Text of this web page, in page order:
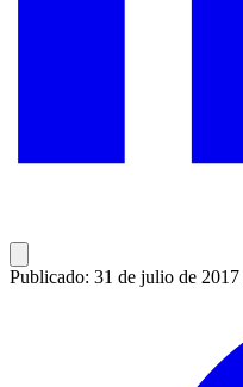
Publicado: 31 de julio de 2017